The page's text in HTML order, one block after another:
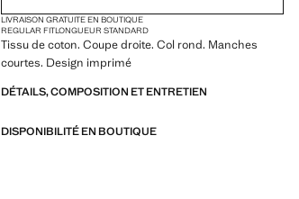
LIVRAISON GRATUITE EN BOUTIQUE
REGULAR FITLONGUEUR STANDARD
Tissu de coton. Coupe droite. Col rond. Manches
courtes. Design imprimé
DÉTAILS, COMPOSITION ET ENTRETIEN
DISPONIBILITÉ EN BOUTIQUE